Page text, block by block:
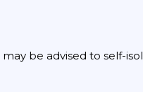
be advised to self-